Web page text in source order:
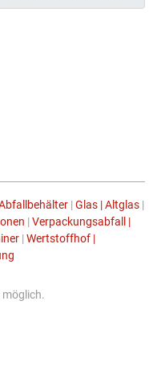
| Glas | Altglas |
| Verpackungsabfall |
| Wertstoffhof |